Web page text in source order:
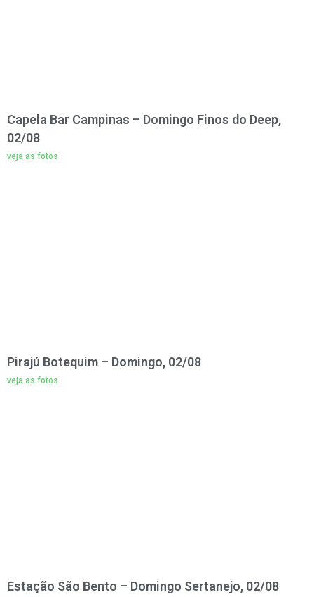
Capela Bar Campinas – Domingo Finos do Deep,
02/08
veja as fotos
Pirajú Botequim – Domingo, 02/08
veja as fotos
Estação São Bento – Domingo Sertanejo, 02/08